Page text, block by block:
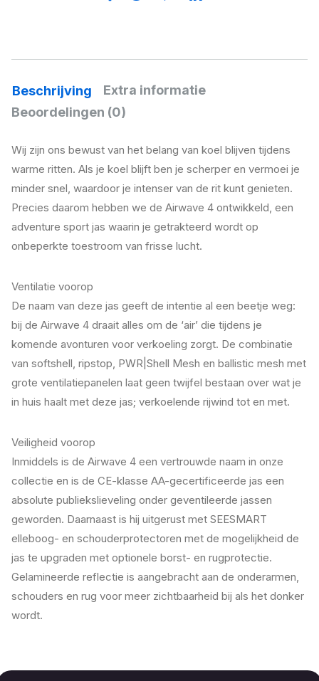
Beschrijving
Extra informatie
Beoordelingen (0)
Wij zijn ons bewust van het belang van koel blijven tijdens
warme ritten. Als je koel blijft ben je scherper en vermoei je
minder snel, waardoor je intenser van de rit kunt genieten.
Precies daarom hebben we de Airwave 4 ontwikkeld, een
adventure sport jas waarin je getrakteerd wordt op
onbeperkte toestroom van frisse lucht.
Ventilatie voorop
De naam van deze jas geeft de intentie al een beetje weg:
bij de Airwave 4 draait alles om de ‘air’ die tijdens je
komende avonturen voor verkoeling zorgt. De combinatie
van softshell, ripstop, PWR|Shell Mesh en ballistic mesh met
grote ventilatiepanelen laat geen twijfel bestaan over wat je
in huis haalt met deze jas; verkoelende rijwind tot en met.
Veiligheid voorop
Inmiddels is de Airwave 4 een vertrouwde naam in onze
collectie en is de CE-klasse AA-gecertificeerde jas een
absolute publiekslieveling onder geventileerde jassen
geworden. Daarnaast is hij uitgerust met SEESMART
elleboog- en schouderprotectoren met de mogelijkheid de
jas te upgraden met optionele borst- en rugprotectie.
Gelamineerde reflectie is aangebracht aan de onderarmen,
schouders en rug voor meer zichtbaarheid bij als het donker
wordt.